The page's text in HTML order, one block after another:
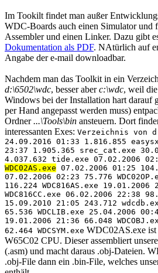
Im Tookilt findet man außer
WDC-Boards auch einen Simulator und
Assembler und einen Linker. Dazu gibt
Dokumentation als PDF. NAtürlich auf
Angabe der e-mail downloadbar.
Nachdem man das Toolkit in ein
d:\6502\wdc, besser aberc:\wdc, weil die
Windows bei der Installation hart darauf
per Hand angepasst werden muss)
Ordner...\Tools\bin ansteuern. Dort
interessanten Exes: Verzeichnis von
24.09.2016 01:33 1.816.855
23:37 1.905.365 srec_cat.exe
4.037.632 tide.exe 07.02.2006
WDC02AS.exe 07.02.2006 01:25
07.02.2006 02:23 75.776
116.224 WDC816AS.exe 19.01.2006
WDC816CC.exe 06.02.2006 22:38
15.09.2010 21:05 243.712
65.536 WDCLIB.exe 25.04.2006
19.01.2006 21:36 66.048
62.464 WDCSYM.exe WDC02AS.exe ist
W65C02 CPU. Dieser assembliert
(.asm) und macht daraus .obj-Dateien.
.obj-File dann ein .bin-File, welches